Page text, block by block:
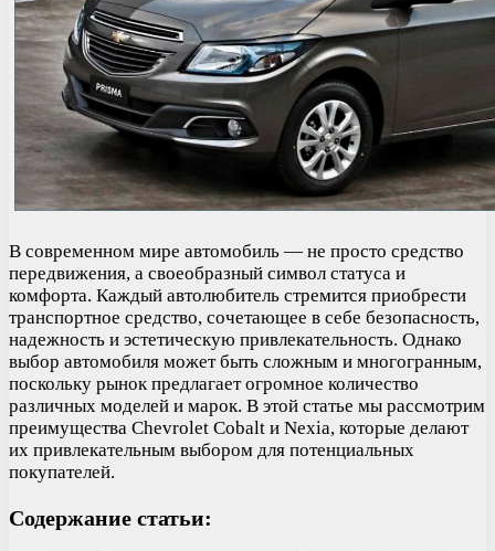
В современном мире автомобиль — не просто средство
передвижения, а своеобразный символ статуса и
комфорта. Каждый автолюбитель стремится приобрести
транспортное средство, сочетающее в себе безопасность,
надежность и эстетическую привлекательность. Однако
выбор автомобиля может быть сложным и многогранным,
поскольку рынок предлагает огромное количество
различных моделей и марок. В этой статье мы рассмотрим
преимущества Chevrolet Cobalt и Nexia, которые делают
их привлекательным выбором для потенциальных
покупателей.
Содержание статьи: